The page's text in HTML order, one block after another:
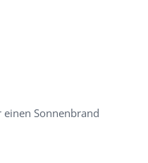
Sonnenbrand